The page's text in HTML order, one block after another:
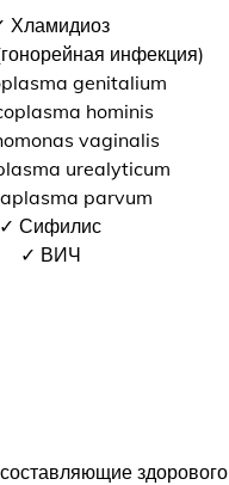
Хламидиоз
инфекция)
genitalium
hominis
vaginalis
urealyticum
parvum
✓ Сифилис
✓ ВИЧ
здорового